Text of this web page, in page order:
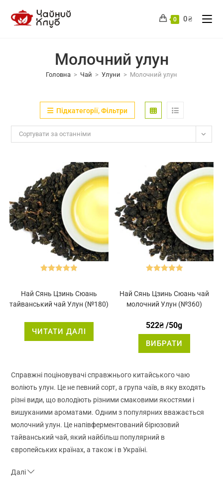
0 0₴
Молочний улун
Головна > Чай > Улуни > Молочний улун
Підкатегорії, Фільтри
Сортувати за останніми
Най Сянь Цзинь Сюань
тайванський чай Улун (№180)
ЧИТАТИ ДАЛІ
Най Сянь Цзинь Сюань чай
молочний Улун (№360)
522₴ /50g
ВИБРАТИ
можна
вибрати
на
сторінці
Справжні поціновувачі справжнього китайського чаю
воліють улун. Це не певний сорт, а група чаїв, в яку входять
різні види, що володіють різними смаковими якостями і
вишуканими ароматами. Одним з популярних вважається
молочний улун. Це напівферментований бірюзовий
тайванський чай, який найбільш популярний в
європейських країнах, а також і в Україні.
Далі